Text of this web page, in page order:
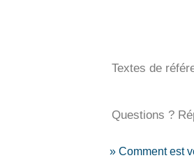
Textes de
Questions ?
Comment est